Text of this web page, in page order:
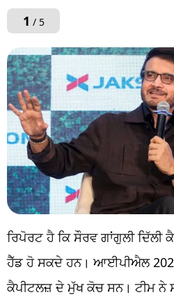
1 / 5
ਰਿਪੋਰਟ ਹੈ ਕਿ ਸੌਰਵ ਗਾਂਗੁਲੀ
ਹੈੱਡ ਹੋ ਸਕਦੇ ਹਨ। ਆਈਪੀਐਲ 2026
ਕੈਪੀਟਲਜ਼ ਦੇ ਮੁੱਖ ਕੋਚ ਸਨ। ਟੀਮ ਨੇ